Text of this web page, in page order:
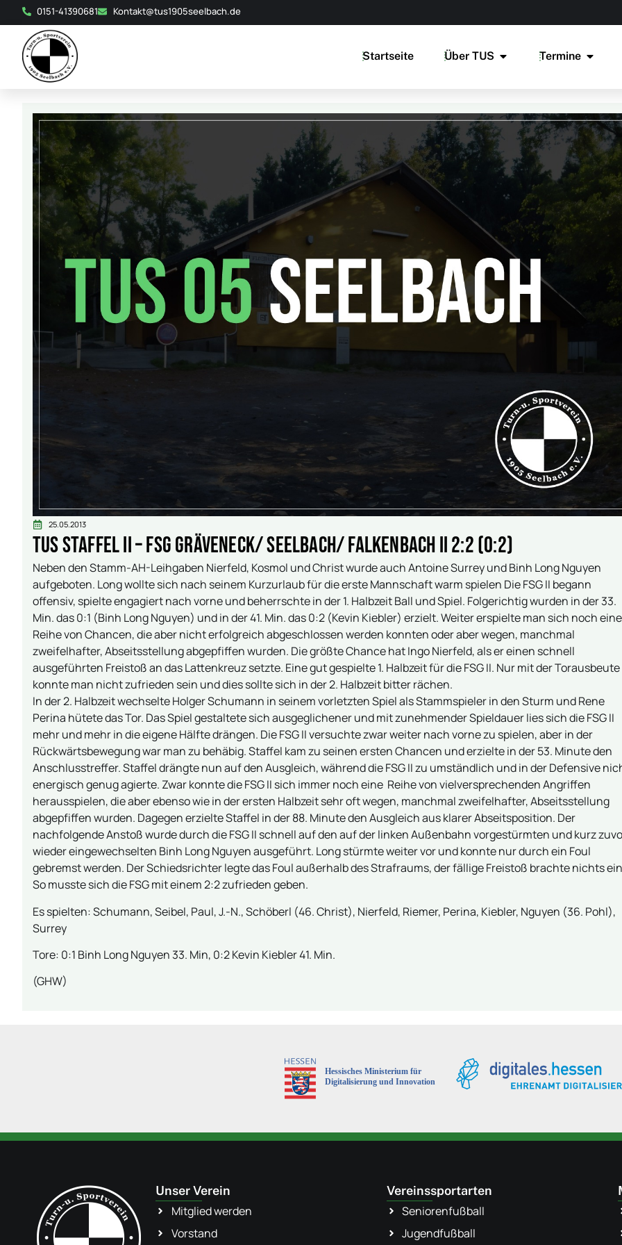
0151-41390681 Kontakt@tus1905seelbach.de
Startseite Über TUS Termine
25.05.2013
TuS Staffel II – FSG Gräveneck/ Seelbach/ Falkenbach II 2:2 (0:2)
Neben den Stamm-AH-Leihgaben Nierfeld, Kosmol und Christ wurde auch Antoine Surrey und Binh Long Nguyen
aufgeboten. Long wollte sich nach seinem Kurzurlaub für die erste Mannschaft warm spielen Die FSG II begann
offensiv, spielte engagiert nach vorne und beherrschte in der 1. Halbzeit Ball und Spiel. Folgerichtig wurden in der 33.
Min. das 0:1 (Binh Long Nguyen) und in der 41. Min. das 0:2 (Kevin Kiebler) erzielt. Weiter erspielte man sich noch eine
Reihe von Chancen, die aber nicht erfolgreich abgeschlossen werden konnten oder aber wegen, manchmal
zweifelhafter, Abseitsstellung abgepfiffen wurden. Die größte Chance hat Ingo Nierfeld, als er einen schnell
ausgeführten Freistoß an das Lattenkreuz setzte. Eine gut gespielte 1. Halbzeit für die FSG II. Nur mit der Torausbeute
konnte man nicht zufrieden sein und dies sollte sich in der 2. Halbzeit bitter rächen.
In der 2. Halbzeit wechselte Holger Schumann in seinem vorletzten Spiel als Stammspieler in den Sturm und Rene
Perina hütete das Tor. Das Spiel gestaltete sich ausgeglichener und mit zunehmender Spieldauer lies sich die FSG II
mehr und mehr in die eigene Hälfte drängen. Die FSG II versuchte zwar weiter nach vorne zu spielen, aber in der
Rückwärtsbewegung war man zu behäbig. Staffel kam zu seinen ersten Chancen und erzielte in der 53. Minute den
Anschlusstreffer. Staffel drängte nun auf den Ausgleich, während die FSG II zu umständlich und in der Defensive
energisch genug agierte. Zwar konnte die FSG II sich immer noch eine Reihe von vielversprechenden Angriffen
herausspielen, die aber ebenso wie in der ersten Halbzeit sehr oft wegen, manchmal zweifelhafter, Abseitsstellung
abgepfiffen wurden. Dagegen erzielte Staffel in der 88. Minute den Ausgleich aus klarer Abseitsposition. Der
nachfolgende Anstoß wurde durch die FSG II schnell auf den auf der linken Außenbahn vorgestürmten und kurz
wieder eingewechselten Binh Long Nguyen ausgeführt. Long stürmte weiter vor und konnte nur durch ein Foul
gebremst werden. Der Schiedsrichter legte das Foul außerhalb des Strafraums, der fällige Freistoß brachte nichts
So musste sich die FSG mit einem 2:2 zufrieden geben.
Es spielten: Schumann, Seibel, Paul, J.-N., Schöberl (46. Christ), Nierfeld, Riemer, Perina, Kiebler, Nguyen (36. Pohl),
Surrey
Tore: 0:1 Binh Long Nguyen 33. Min, 0:2 Kevin Kiebler 41. Min.
(GHW)
Unser Verein
Mitglied werden
Vorstand
Vereinssportarten
Seniorenfußball
Jugendfußball